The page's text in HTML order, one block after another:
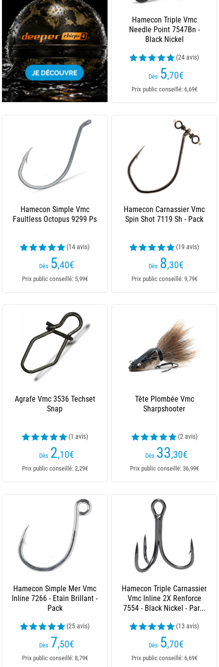
Hamecon Triple Vmc
Needle Point 7547Bn -
Black Nickel
(24 avis)
Dès 5,70€
Prix public conseillé: 6,69€
Hamecon Simple Vmc
Faultless Octopus 9299 Ps
(14 avis)
Dès 5,40€
Prix public conseillé: 5,99€
Hamecon Carnassier Vmc
Spin Shot 7119 Sh - Pack
(19 avis)
Dès 8,30€
Prix public conseillé: 9,79€
Agrafe Vmc 3536 Techset
Snap
(1 avis)
Dès 2,10€
Prix public conseillé: 2,29€
Tête Plombée Vmc
Sharpshooter
(2 avis)
Dès 33,30€
Prix public conseillé: 36,99€
Hamecon Simple Mer Vmc
Inline 7266 - Etain Brillant -
Pack
(25 avis)
Dès 7,50€
Prix public conseillé: 8,79€
Hamecon Triple Carnassier
Vmc Inline 2X Renforce
7554 - Black Nickel - Par...
(13 avis)
Dès 5,70€
Prix public conseillé: 6,69€